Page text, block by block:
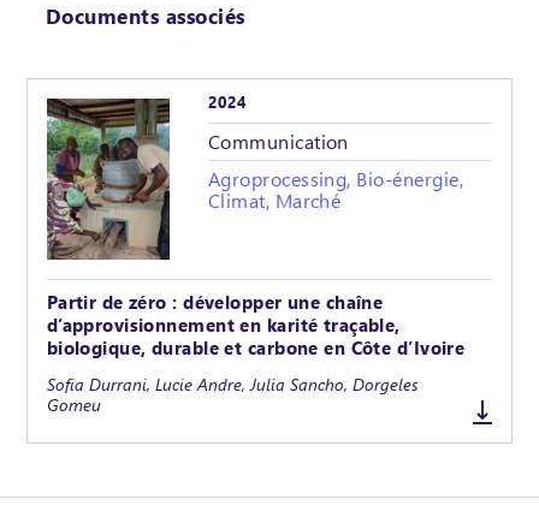
Documents associés
2024
Communication
Agroprocessing, Bio-énergie,
Climat, Marché
Partir de zéro : développer une chaîne
d’approvisionnement en karité traçable,
biologique, durable et carbone en Côte d’Ivoire
Sofia Durrani, Lucie Andre, Julia Sancho, Dorgeles
Gomeu